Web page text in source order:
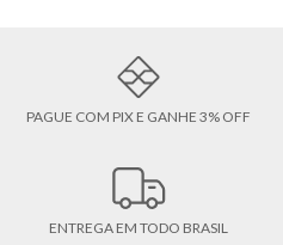
PAGUE COM PIX E GANHE 3% OFF
ENTREGA EM TODO BRASIL